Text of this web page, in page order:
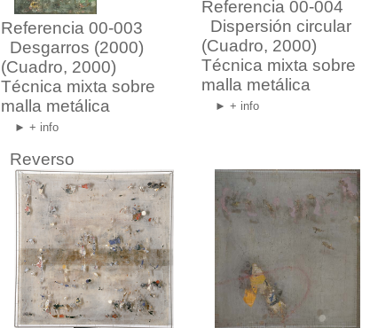
Referencia 00-003
Desgarros (2000)
(Cuadro, 2000)
Técnica mixta sobre
malla metálica
► + info
Referencia 00-004
Dispersión circular
(Cuadro, 2000)
Técnica mixta sobre
malla metálica
► + info
Reverso